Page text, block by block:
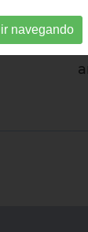
navegando